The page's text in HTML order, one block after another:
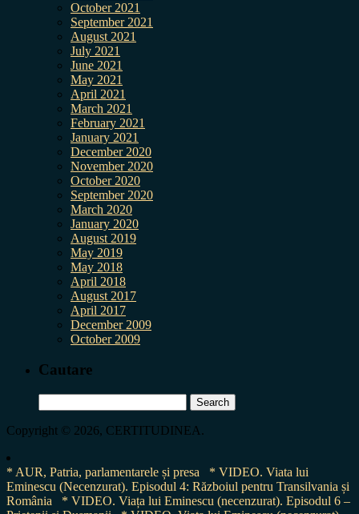
October 2021
September 2021
August 2021
July 2021
June 2021
May 2021
April 2021
March 2021
February 2021
January 2021
December 2020
November 2020
October 2020
September 2020
March 2020
January 2020
August 2019
May 2019
May 2018
April 2018
August 2017
April 2017
December 2009
October 2009
Cautare
for:
Copyright © 2026, CERTITUDINEA.
* AUR, Patria, parlamentarele și presa
* VIDEO. Viata lui
Eminescu (Necenzurat). Episodul 4: Războiul pentru Transilvania și
România
* VIDEO. Viața lui Eminescu (necenzurat). Episodul 6 –